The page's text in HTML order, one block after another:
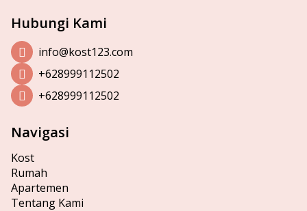
Hubungi Kami
info@kost123.com
+628999112502
+628999112502
Navigasi
Kost
Rumah
Apartemen
Tentang Kami